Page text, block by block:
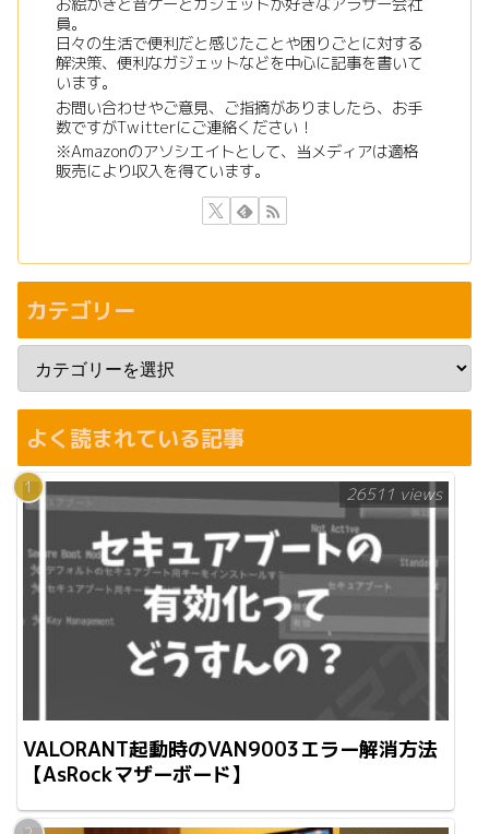
お絵かきと音ゲーとガジェットが好きなアラサー会社
員。
日々の生活で便利だと感じたことや困りごとに対する
解決策、便利なガジェットなどを中心に記事を書いて
います。
お問い合わせやご意見、ご指摘がありましたら、お手
数ですがTwitterにご連絡ください！
※Amazonのアソシエイトとして、当メディアは適格
販売により収入を得ています。
カテゴリー
よく読まれている記事
VALORANT起動時のVAN9003エラー解消方法
【AsRockマザーボード】
26511 views